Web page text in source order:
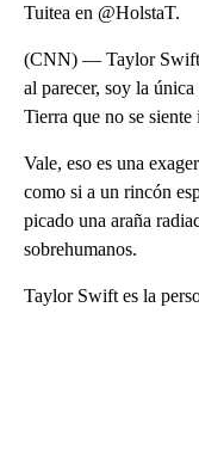
Tuitea en @HolstaT.
(CNN) — Taylor Swift
al parecer, soy la
Tierra que no se
Vale, eso es una
como si a un rincón
picado una araña
sobrehumanos.
Taylor Swift es la